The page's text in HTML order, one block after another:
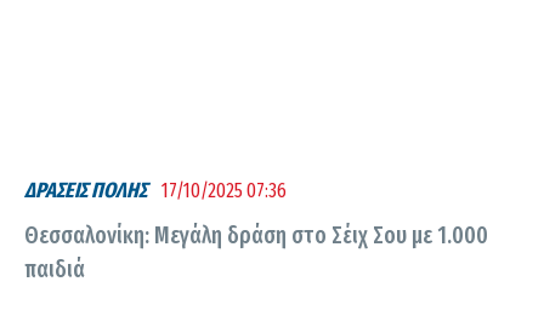
ΔΡΑΣΕΙΣ ΠΟΛΗΣ 17/10/2025 07:36
Θεσσαλονίκη: Μεγάλη δράση στο Σέιχ Σου με 1.000
παιδιά